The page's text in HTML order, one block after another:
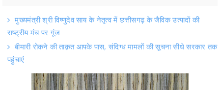
मुख्यमंत्री श्री विष्णुदेव साय के नेतृत्व में छत्तीसगढ़ के जैविक उत्पादों की
राष्ट्रीय मंच पर गूंज
बीमारी रोकने की ताक़त आपके पास, संदिग्ध मामलों की सूचना सीधे सरकार तक
पहुंचाएं